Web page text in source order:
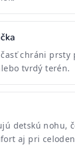
chráni prsty
tvrdý terén.
detskú nohu,
aj pri